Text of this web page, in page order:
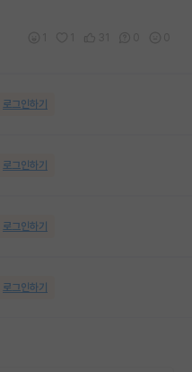
로그인하기
로그인하기
로그인하기
로그인하기